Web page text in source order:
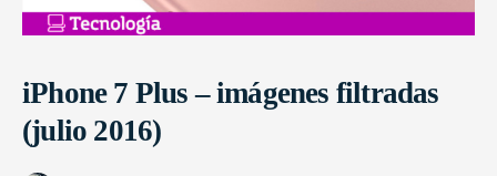
iPhone 7 Plus – imágenes filtradas
(julio 2016)